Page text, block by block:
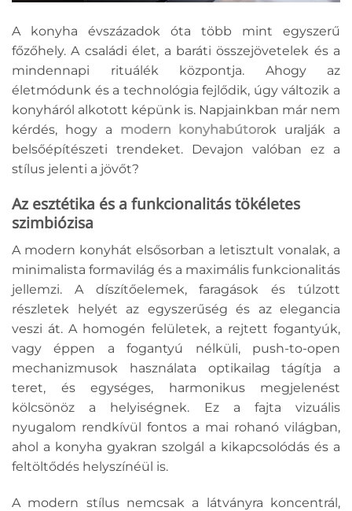
A konyha évszázadok óta több mint egyszerű
főzőhely. A családi élet, a baráti összejövetelek és a
mindennapi rituálék központja. Ahogy az
életmódunk és a technológia fejlődik, úgy változik a
konyháról alkotott képünk is. Napjainkban már nem
kérdés, hogy a modern konyhabútorok uralják a
belsőépítészeti trendeket. Devajon valóban ez a
stílus jelenti a jövőt?
Az esztétika és a funkcionalitás tökéletes
szimbiózisa
A modern konyhát elsősorban a letisztult vonalak, a
minimalista formavilág és a maximális funkcionalitás
jellemzi. A díszítőelemek, faragások és túlzott
részletek helyét az egyszerűség és az elegancia
veszi át. A homogén felületek, a rejtett fogantyúk,
vagy éppen a fogantyú nélküli, push-to-open
mechanizmusok használata optikailag tágítja a
teret, és egységes, harmonikus megjelenést
kölcsönöz a helyiségnek. Ez a fajta vizuális
nyugalom rendkívül fontos a mai rohanó világban,
ahol a konyha gyakran szolgál a kikapcsolódás és a
feltöltődés helyszínéül is.
A modern stílus nemcsak a látványra koncentrál,